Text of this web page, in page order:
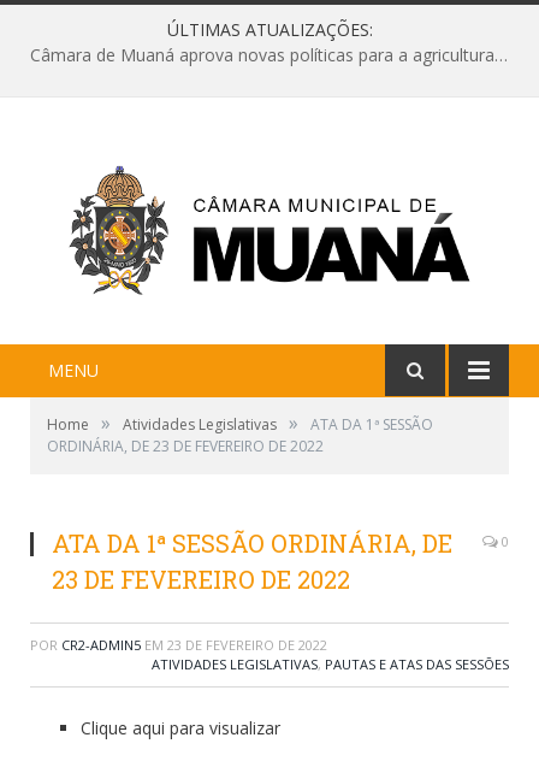
ÚLTIMAS ATUALIZAÇÕES:
Câmara de Muaná aprova novas políticas para a agricultura e solicita reforma da Ponte do Reduto
MENU
Home » Atividades Legislativas »
ATA DA 1ª SESSÃO
ORDINÁRIA, DE 23 DE FEVEREIRO DE 2022
ATA DA 1ª SESSÃO ORDINÁRIA, DE
23 DE FEVEREIRO DE 2022
0
POR CR2-ADMIN5 EM 23 DE FEVEREIRO DE 2022
ATIVIDADES LEGISLATIVAS, PAUTAS E ATAS DAS SESSÕES
Clique aqui para visualizar